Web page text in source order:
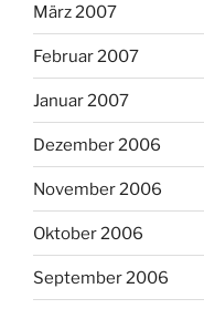
März 2007
Februar 2007
Januar 2007
Dezember 2006
November 2006
Oktober 2006
September 2006